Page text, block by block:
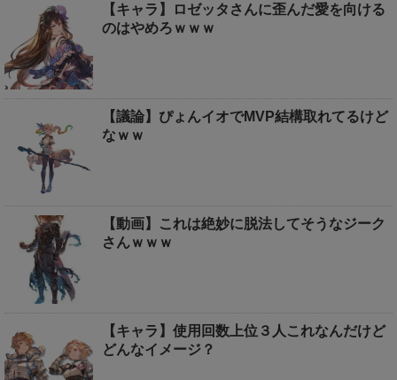
【キャラ】ロゼッタさんに歪んだ愛を向ける
のはやめろｗｗｗ
【議論】ぴょんイオでMVP結構取れてるけど
なｗｗ
【動画】これは絶妙に脱法してそうなジーク
さんｗｗｗ
【キャラ】使用回数上位３人これなんだけど
どんなイメージ？